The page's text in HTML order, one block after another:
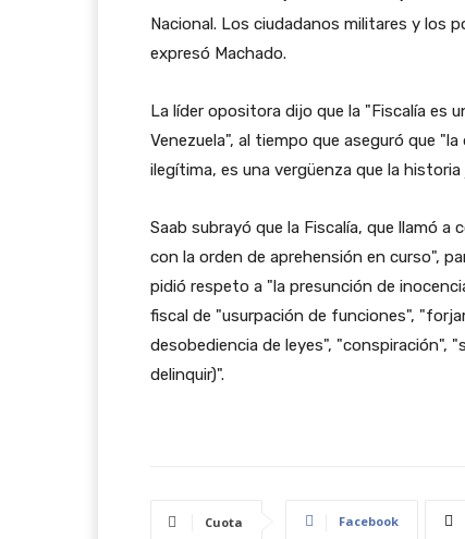
Nacional. Los ciudadanos militares y los
expresó Machado.
La líder opositora dijo que la "Fiscalía es
Venezuela", al tiempo que aseguró que
ilegítima, es una vergüenza que la historia
Saab subrayó que la Fiscalía, que llamó
con la orden de aprehensión en curso",
pidió respeto a "la presunción de
fiscal de "usurpación de funciones",
desobediencia de leyes", "conspiración",
delinquir)".
Cuota Facebook